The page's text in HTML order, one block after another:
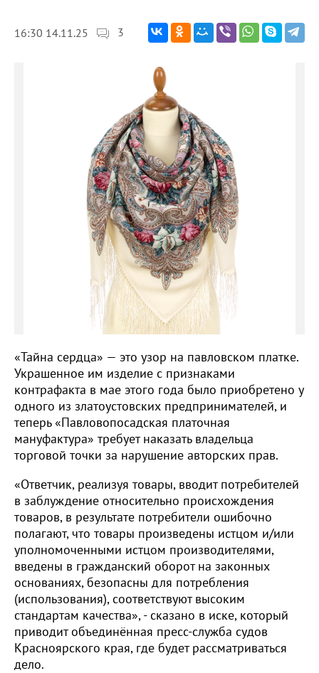
16:30 14.11.25 3
«Тайна сердца» — это узор на павловском платке.
Украшенное им изделие с признаками
контрафакта в мае этого года было приобретено у
одного из златоустовских предпринимателей, и
теперь «Павловопосадская платочная
мануфактура» требует наказать владельца
торговой точки за нарушение авторских прав.
«Ответчик, реализуя товары, вводит потребителей
в заблуждение относительно происхождения
товаров, в результате потребители ошибочно
полагают, что товары произведены истцом и/или
уполномоченными истцом производителями,
введены в гражданский оборот на законных
основаниях, безопасны для потребления
(использования), соответствуют высоким
стандартам качества», - сказано в иске, который
приводит объединённая пресс-служба судов
Красноярского края, где будет рассматриваться
дело.